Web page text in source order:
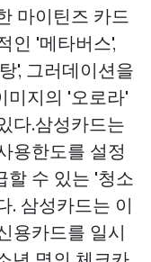
마이틴즈 카드
인 '메타버스',
', 그러데이션을
미지의 '오로라'
다.삼성카드는
용한도를 설정
할 수 있는 '청소
. 삼성카드는 이
용카드를 일시